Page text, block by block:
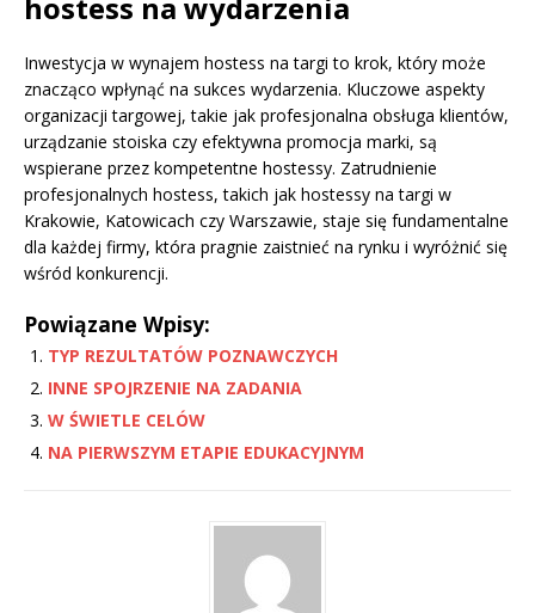
hostess na wydarzenia
Inwestycja w wynajem hostess na targi to krok, który może
znacząco wpłynąć na sukces wydarzenia. Kluczowe aspekty
organizacji targowej, takie jak profesjonalna obsługa klientów,
urządzanie stoiska czy efektywna promocja marki, są
wspierane przez kompetentne hostessy. Zatrudnienie
profesjonalnych hostess, takich jak hostessy na targi w
Krakowie, Katowicach czy Warszawie, staje się fundamentalne
dla każdej firmy, która pragnie zaistnieć na rynku i wyróżnić się
wśród konkurencji.
Powiązane Wpisy:
TYP REZULTATÓW POZNAWCZYCH
INNE SPOJRZENIE NA ZADANIA
W ŚWIETLE CELÓW
NA PIERWSZYM ETAPIE EDUKACYJNYM